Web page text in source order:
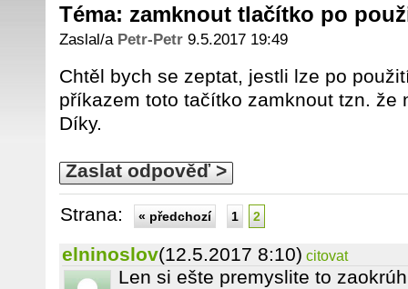
Téma: zamknout tlačítko po
Zaslal/a Petr-Petr 9.5.2017 19:49
Chtěl bych se zeptat, jestli lze po
příkazem toto tačítko zamknout tzn. že
Díky.
Zaslat odpověď >
Strana: « předchozí 1 2
elninoslov(12.5.2017 8:10) citovat
Len si ešte premyslite to